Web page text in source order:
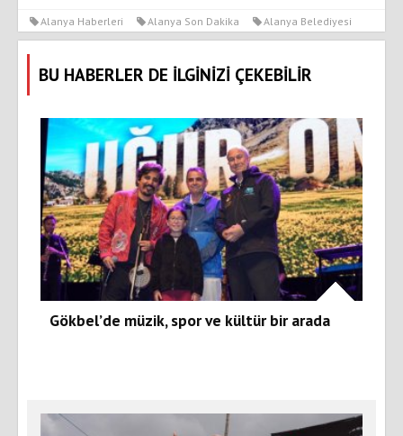
Alanya Haberleri Alanya Son Dakika Alanya Belediyesi
BU HABERLER DE İLGİNİZİ ÇEKEBİLİR
Gökbel’de müzik, spor ve kültür bir arada